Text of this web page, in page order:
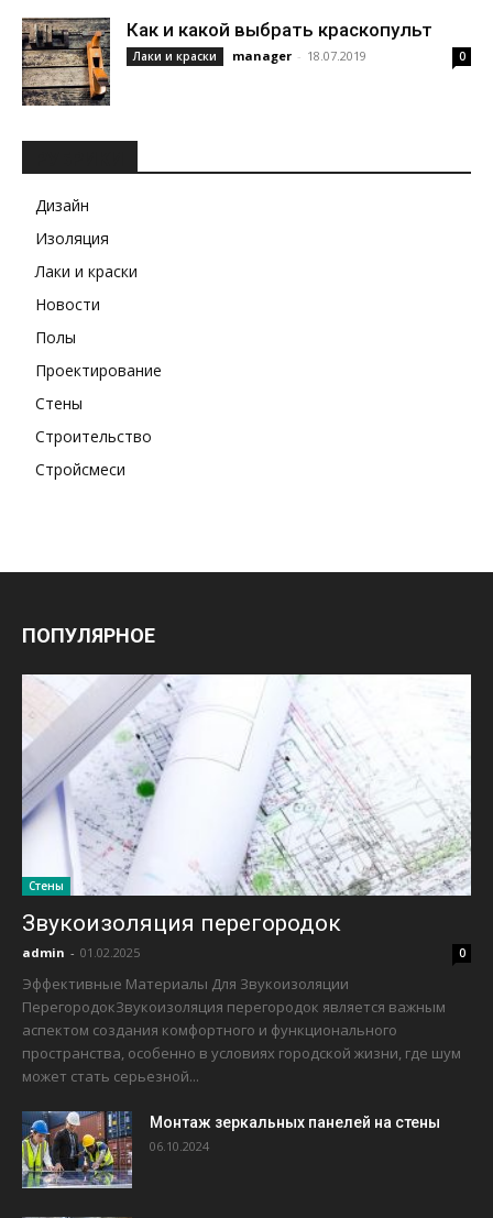
Как и какой выбрать краскопульт
Лаки и краски manager - 18.07.2019 0
Дизайн
Изоляция
Лаки и краски
Новости
Полы
Проектирование
Стены
Строительство
Стройсмеси
ПОПУЛЯРНОЕ
Стены
Звукоизоляция перегородок
admin - 01.02.2025 0
Эффективные Материалы Для Звукоизоляции
ПерегородокЗвукоизоляция перегородок является важным
аспектом создания комфортного и функционального
пространства, особенно в условиях городской жизни, где шум
может стать серьезной...
Монтаж зеркальных панелей на стены
06.10.2024